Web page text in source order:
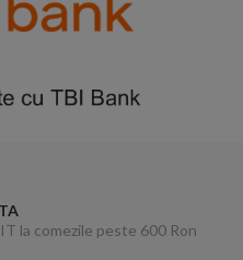
la comezile peste 600 Ron